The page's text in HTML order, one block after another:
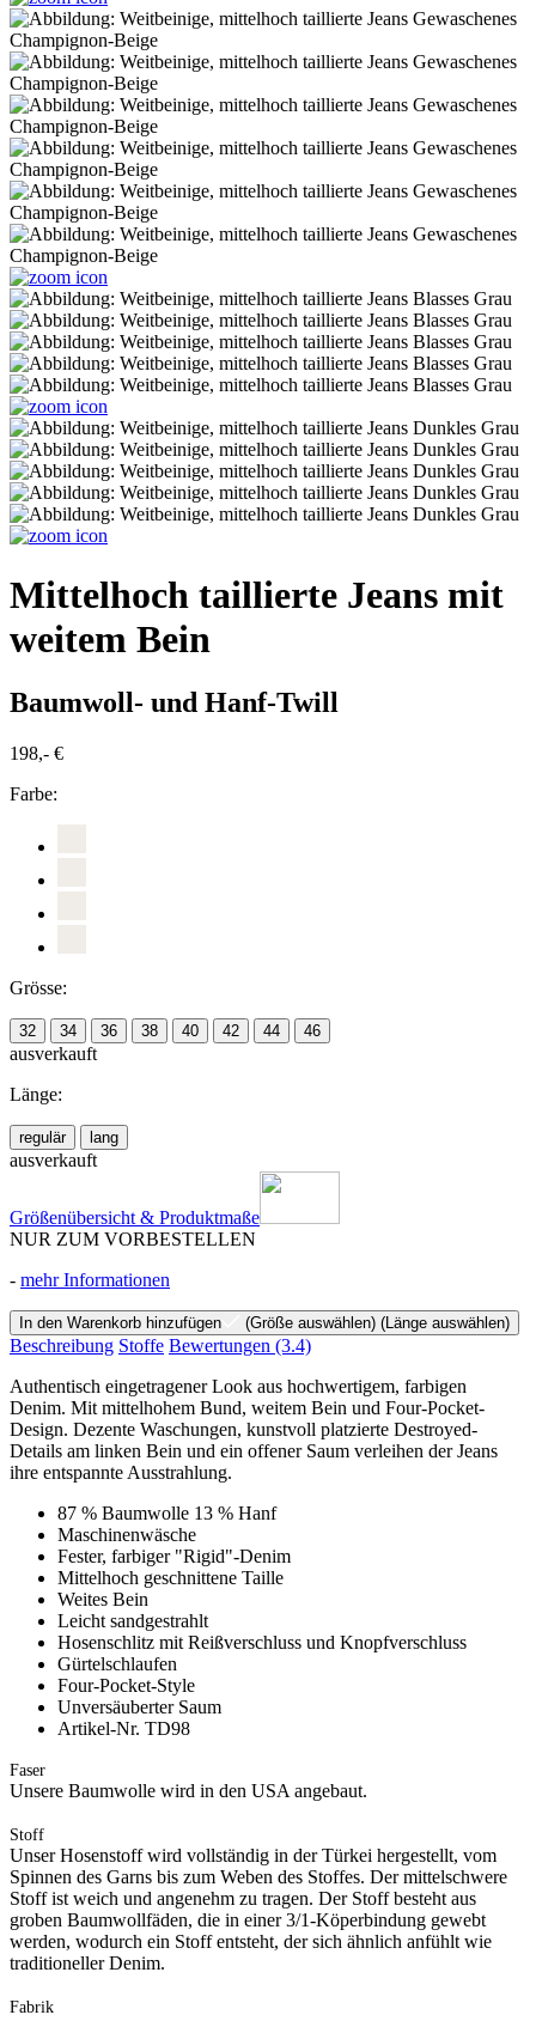
Mittelhoch taillierte Jeans mit
weitem Bein
Baumwoll- und Hanf-Twill
198,- €
Farbe:
Grösse:
32 34 36 38 40 42 44 46
ausverkauft
Länge:
regulär lang
ausverkauft
Größenübersicht & Produktmaße
NUR ZUM VORBESTELLEN
- mehr Informationen
In den Warenkorb hinzufügen (Größe auswählen) (Länge auswählen)
Beschreibung Stoffe Bewertungen (3.4)
Authentisch eingetragener Look aus hochwertigem, farbigen
Denim. Mit mittelhohem Bund, weitem Bein und Four-Pocket-
Design. Dezente Waschungen, kunstvoll platzierte Destroyed-
Details am linken Bein und ein offener Saum verleihen der Jeans
ihre entspannte Ausstrahlung.
87 % Baumwolle 13 % Hanf
Maschinenwäsche
Fester, farbiger "Rigid"-Denim
Mittelhoch geschnittene Taille
Weites Bein
Leicht sandgestrahlt
Hosenschlitz mit Reißverschluss und Knopfverschluss
Gürtelschlaufen
Four-Pocket-Style
Unversäuberter Saum
Artikel-Nr. TD98
Faser
Unsere Baumwolle wird in den USA angebaut.
Stoff
Unser Hosenstoff wird vollständig in der Türkei hergestellt, vom
Spinnen des Garns bis zum Weben des Stoffes. Der mittelschwere
Stoff ist weich und angenehm zu tragen. Der Stoff besteht aus
groben Baumwollfäden, die in einer 3/1-Köperbindung gewebt
werden, wodurch ein Stoff entsteht, der sich ähnlich anfühlt wie
traditioneller Denim.
Fabrik